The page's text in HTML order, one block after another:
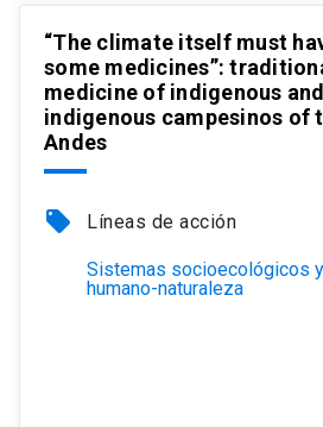
“The climate itself must
some medicines”:
medicine of indigenous
indigenous campesinos of
Andes
local_offer Líneas de acción
Sistemas socioecológicos
humano-naturaleza